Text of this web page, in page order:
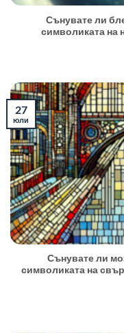
Сънувате ли
символиката на
Сънувате ли
символиката на
27
юли